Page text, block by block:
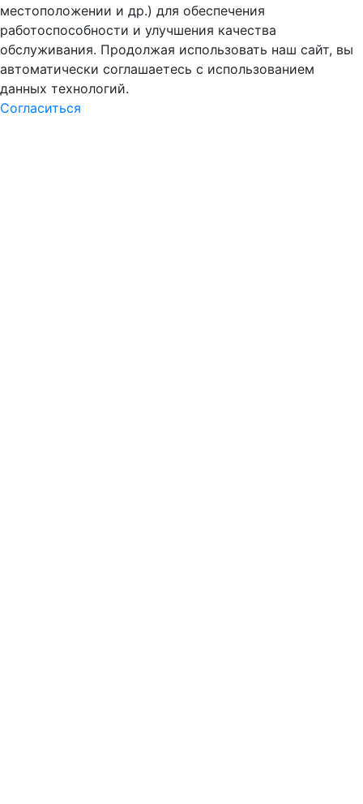
местоположении и др.) для обеспечения
работоспособности и улучшения качества
обслуживания. Продолжая использовать наш сайт, вы
автоматически соглашаетесь с использованием
данных технологий.
Согласиться